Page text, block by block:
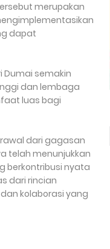
merupakan
dapat
Dumai semakin
dan lembaga
luas bagi
dari gagasan
telah menunjukkan
berkontribusi nyata
dari rincian
kolaborasi yang